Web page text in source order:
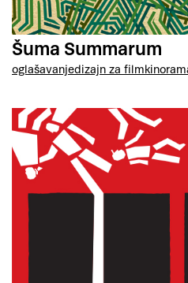
Šuma Summarum
oglašavanjedizajn za film